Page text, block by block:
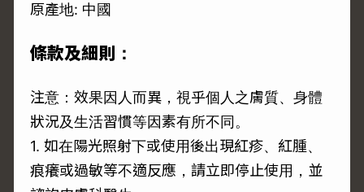
原產地: 中國
條款及細則：
注意：效果因人而異，視乎個人之膚質、身體
狀況及生活習慣等因素有所不同。
1. 如在陽光照射下或使用後出現紅疹、紅腫、
痕癢或過敏等不適反應，請立即停止使用，並